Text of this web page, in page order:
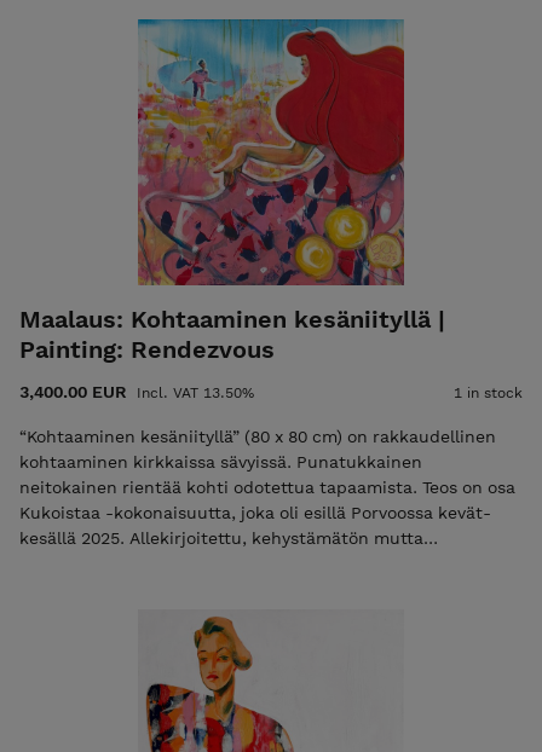
cm, acrylic painting on canvas. A vibrant painting depicting a
family and their two dogs making music together, with
musical notes dancing around them. • Unframed but ready
Authenticity and shipping are included in the price. Please
email elli@ellimaanpaa.com if you would prefer to pick up
the painting from my studio in Meilahti, Helsinki.
Maalaus: Kohtaaminen kesäniityllä |
Painting: Rendezvous
3,400.00 EUR Incl. VAT 13.50% 1 in stock
“Kohtaaminen kesäniityllä” (80 x 80 cm) on rakkaudellinen
kohtaaminen kirkkaissa sävyissä. Punatukkainen
neitokainen rientää kohti odotettua tapaamista. Teos on osa
Kukoistaa -kokonaisuutta, joka oli esillä Porvoossa kevät-
kesällä 2025. Allekirjoitettu, kehystämätön mutta
anticipation of love in 'Meet Me at the Summer Meadow' by
Elli Maanpää. The artwork was part of the Flourish series,
exhibited in Porvoo during spring–summer 2025. This
80x80cm figurative painting depicts a red-haired woman
dashing across a flower-strewn meadow toward her awaited
rendezvous. Signed, unframed but ready to hang. This Elli